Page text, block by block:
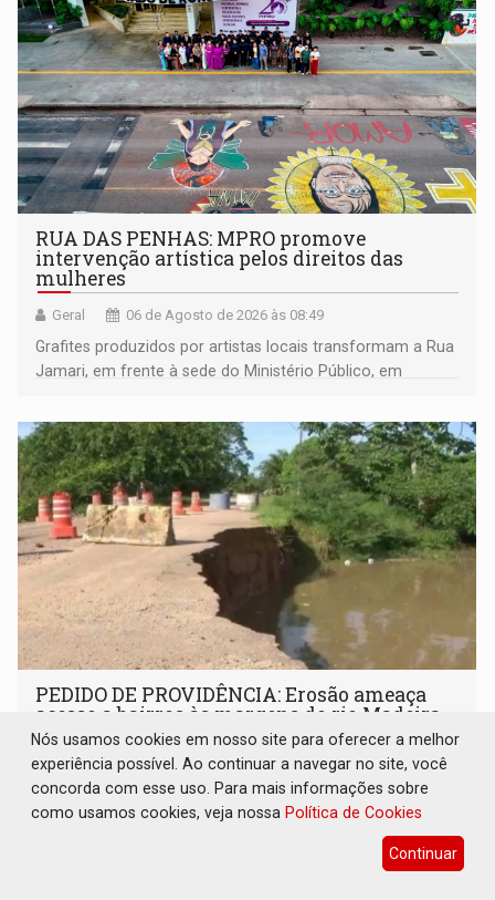
RUA DAS PENHAS: MPRO promove
intervenção artística pelos direitos das
mulheres
Geral 06 de Agosto de 2026 às 08:49
Grafites produzidos por artistas locais transformam a Rua
Jamari, em frente à sede do Ministério Público, em
da Penha e o enfrentamento à violência
PEDIDO DE PROVIDÊNCIA: Erosão ameaça
acesso a bairros às margens do rio Madeira
em Porto Velho
Comunidade 06 de Agosto de 2026 às 08:38
A área é monitorada pela Defesa Civil de Porto Velho
desde o início deste ano, após apresentar instabilidade no
Nós usamos cookies em nosso site para oferecer a melhor
experiência possível. Ao continuar a navegar no site, você
concorda com esse uso. Para mais informações sobre
como usamos cookies, veja nossa Política de Cookies
Continuar